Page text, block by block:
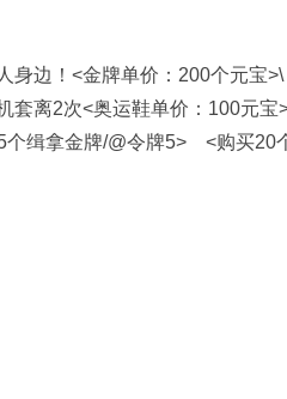
身边！<金牌单价：200个元宝>\
套离2次<奥运鞋单价：100元宝
缉拿金牌/@令牌5> <购买20